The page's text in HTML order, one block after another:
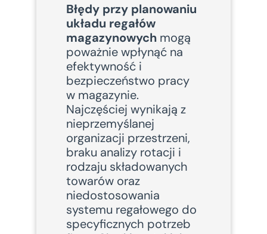
Błędy przy planowaniu
układu regałów
magazynowychmogą
poważnie wpłynąć na
efektywność i
bezpieczeństwo pracy
w magazynie.
Najczęściej wynikają z
nieprzemyślanej
organizacji przestrzeni,
braku analizy rotacji i
rodzaju składowanych
towarów oraz
niedostosowania
systemu regałowego do
specyficznych potrzeb